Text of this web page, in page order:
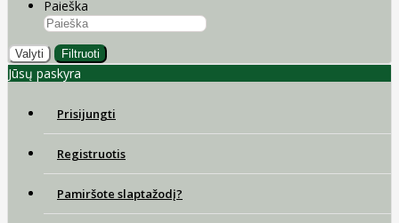
Paieška
Valyti Filtruoti
Jūsų paskyra
Prisijungti
Registruotis
Pamiršote slaptažodį?